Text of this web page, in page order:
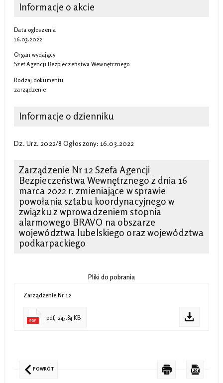
Informacje o akcie
Data ogłoszenia
16.03.2022
Organ wydający
Szef Agencji Bezpieczeństwa Wewnętrznego
Rodzaj dokumentu
zarządzenie
Informacje o dzienniku
Dz. Urz. 2022/8 Ogłoszony: 16.03.2022
Zarządzenie Nr 12 Szefa Agencji
Bezpieczeństwa Wewnętrznego z dnia 16
marca 2022 r. zmieniające w sprawie
powołania sztabu koordynacyjnego w
związku z wprowadzeniem stopnia
alarmowego BRAVO na obszarze
województwa lubelskiego oraz województwa
podkarpackiego
Pliki do pobrania
Zarządzenie Nr 12
pdf, 245.84 KB
POWRÓT